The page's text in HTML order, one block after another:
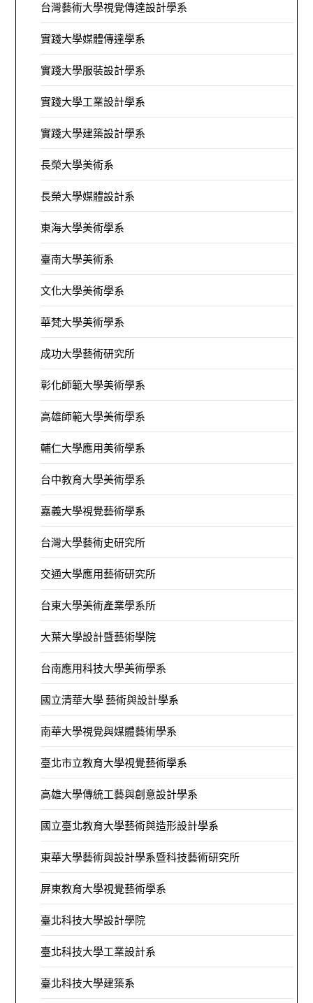
台灣藝術大學視覺傳達設計學系
實踐大學媒體傳達學系
實踐大學服裝設計學系
實踐大學工業設計學系
實踐大學建築設計學系
長榮大學美術系
長榮大學媒體設計系
東海大學美術學系
臺南大學美術系
文化大學美術學系
華梵大學美術學系
成功大學藝術研究所
彰化師範大學美術學系
高雄師範大學美術學系
輔仁大學應用美術學系
台中教育大學美術學系
嘉義大學視覺藝術學系
台灣大學藝術史研究所
交通大學應用藝術研究所
台東大學美術產業學系所
大葉大學設計暨藝術學院
台南應用科技大學美術學系
國立清華大學 藝術與設計學系
南華大學視覺與媒體藝術學系
臺北市立教育大學視覺藝術學系
高雄大學傳統工藝與創意設計學系
國立臺北教育大學藝術與造形設計學系
東華大學藝術與設計學系暨科技藝術研究所
屏東教育大學視覺藝術學系
臺北科技大學設計學院
臺北科技大學工業設計系
臺北科技大學建築系